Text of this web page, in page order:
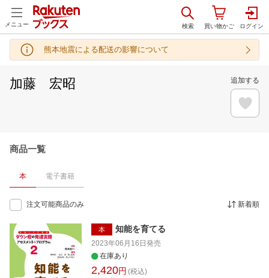
メニュー
熊本地震による配送の影響について
加藤 宏昭 追加する
商品一覧
本 電子書籍
注文可能商品のみ 新着順
本 知能を育てる
2023年06月16日 発売
在庫あり
2,420円 (税込)